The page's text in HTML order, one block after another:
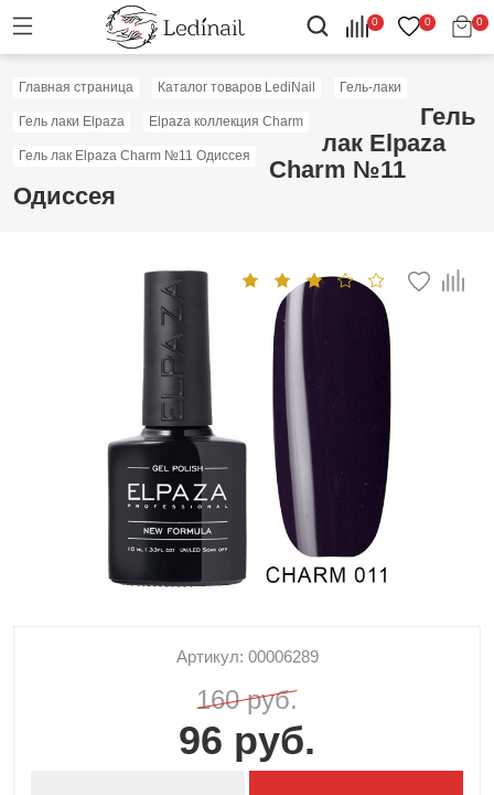
0 0 0
Главная страница Каталог товаров LediNail Гель-лаки
Гель лаки Elpaza Elpaza коллекция Charm
Гель лак Elpaza Charm №11 Одиссея
Гель
лак Elpaza
Charm №11
Одиссея
Артикул: 00006289
160 руб.
96 руб.